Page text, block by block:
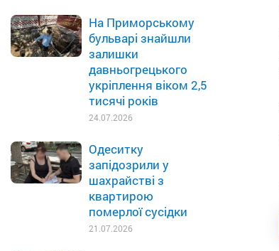
На Приморському
бульварі знайшли
залишки
давньогрецького
укріплення віком 2,5
тисячі років
24.07.2026
Одеситку
запідозрили у
шахрайстві з
квартирою
померлої сусідки
21.07.2026